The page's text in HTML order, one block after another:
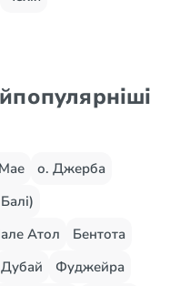
о. Джерба
Атол
Бентота
Дубай
Фуджейра